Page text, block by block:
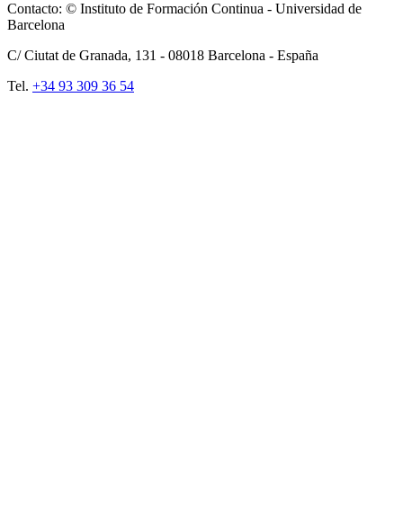
Contacto: © Instituto de Formación Continua - Universidad de
Barcelona
C/ Ciutat de Granada, 131 - 08018 Barcelona - España
Tel. +34 93 309 36 54